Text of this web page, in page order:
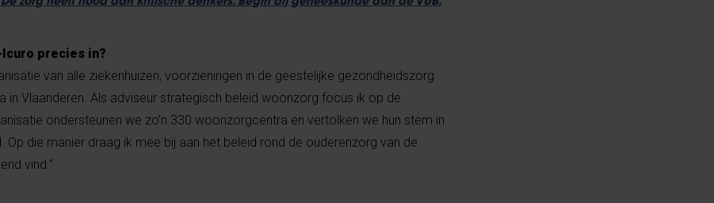
precies in?
van alle ziekenhuizen, voorzieningen in de geestelijke gezondheidszorg
Vlaanderen. Als adviseur strategisch beleid woonzorg focus ik op de
ondersteunen we zo’n 330 woonzorgcentra en vertolken we hun stem in
die manier draag ik mee bij aan het beleid rond de ouderenzorg van de
vind.”